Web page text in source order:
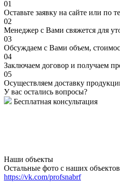
01
Оставьте заявку на сайте или по
02
Менеджер с Вами свяжется для
03
Обсуждаем с Вами объем,
04
Заключаем договор и получаем
05
Осуществляем доставку
У вас остались вопросы?
Бесплатная консультация
Наши объекты
Остальные фото с наших
https://vk.com/profsnabrf